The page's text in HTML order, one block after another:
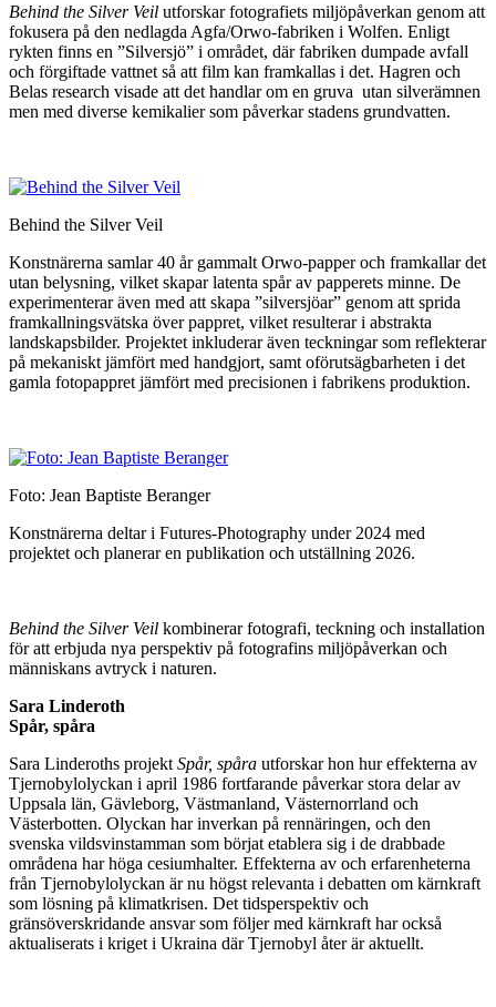
Behind the Silver Veil utforskar fotografiets miljöpåverkan genom att
fokusera på den nedlagda Agfa/Orwo-fabriken i Wolfen. Enligt
rykten finns en ”Silversjö” i området, där fabriken dumpade avfall
och förgiftade vattnet så att film kan framkallas i det. Hagren och
Belas research visade att det handlar om en gruva utan silverämnen
men med diverse kemikalier som påverkar stadens grundvatten.
Behind the Silver Veil
Konstnärerna samlar 40 år gammalt Orwo-papper och framkallar det
utan belysning, vilket skapar latenta spår av papperets minne. De
experimenterar även med att skapa ”silversjöar” genom att sprida
framkallningsvätska över pappret, vilket resulterar i abstrakta
landskapsbilder. Projektet inkluderar även teckningar som reflekterar
på mekaniskt jämfört med handgjort, samt oförutsägbarheten i det
gamla fotopappret jämfört med precisionen i fabrikens produktion.
Foto: Jean Baptiste Beranger
Konstnärerna deltar i Futures-Photography under 2024 med
projektet och planerar en publikation och utställning 2026.
Behind the Silver Veil kombinerar fotografi, teckning och installation
för att erbjuda nya perspektiv på fotografins miljöpåverkan och
människans avtryck i naturen.
Sara Linderoth
Spår, spåra
Sara Linderoths projekt Spår, spåra utforskar hon hur effekterna av
Tjernobylolyckan i april 1986 fortfarande påverkar stora delar av
Uppsala län, Gävleborg, Västmanland, Västernorrland och
Västerbotten. Olyckan har inverkan på rennäringen, och den
svenska vildsvinstamman som börjat etablera sig i de drabbade
områdena har höga cesiumhalter. Effekterna av och erfarenheterna
från Tjernobylolyckan är nu högst relevanta i debatten om kärnkraft
som lösning på klimatkrisen. Det tidsperspektiv och
gränsöverskridande ansvar som följer med kärnkraft har också
aktualiserats i kriget i Ukraina där Tjernobyl åter är aktuellt.